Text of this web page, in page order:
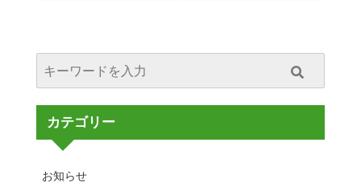
カテゴリー
お知らせ